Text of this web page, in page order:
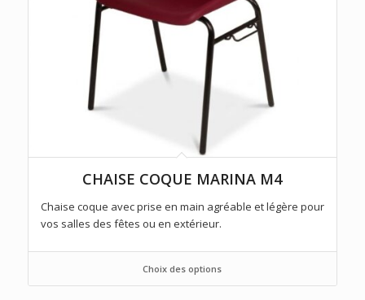
CHAISE COQUE MARINA M4
Chaise coque avec prise en main agréable et légère pour
vos salles des fêtes ou en extérieur.
Choix des options